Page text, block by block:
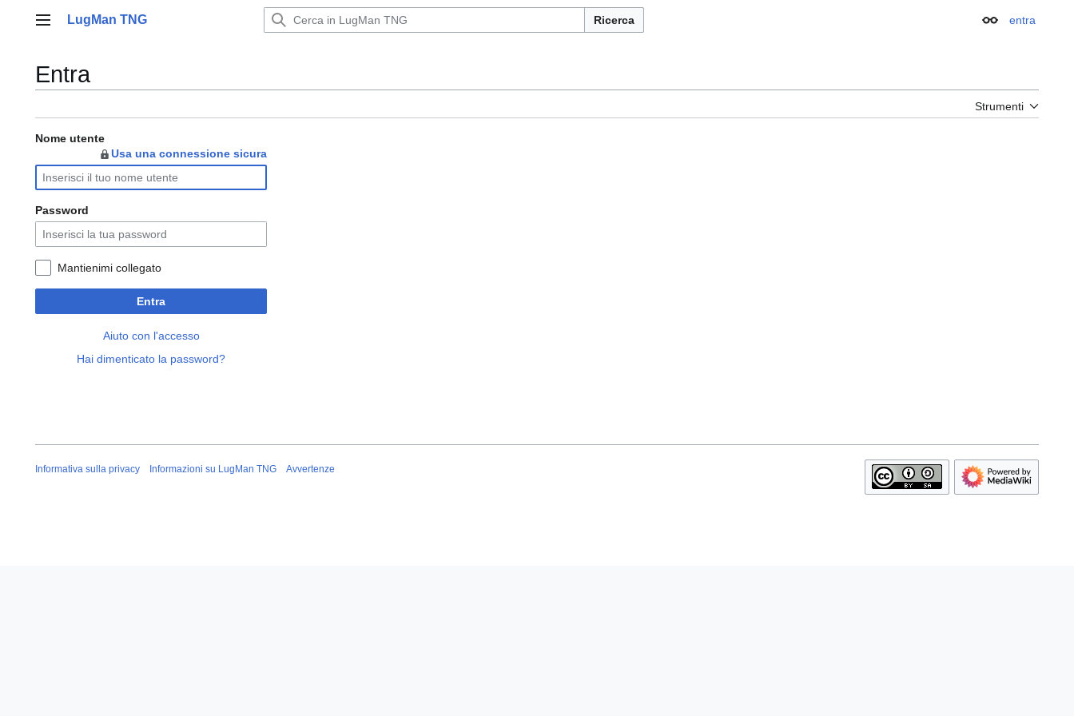
Menu principale
LugMan TNG Ricerca Aspetto
entra
Entra
Strumenti
Nome utente
Usa una connessione sicura
Password
Mantienimi collegato
Entra
Aiuto con l'accesso
Hai dimenticato la password?
Informativa sulla privacy Informazioni su LugMan TNG Avvertenze